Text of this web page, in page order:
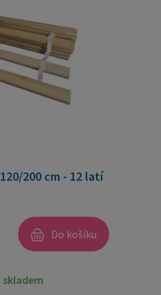
200 cm - 12 latí
Do košíku
skladem